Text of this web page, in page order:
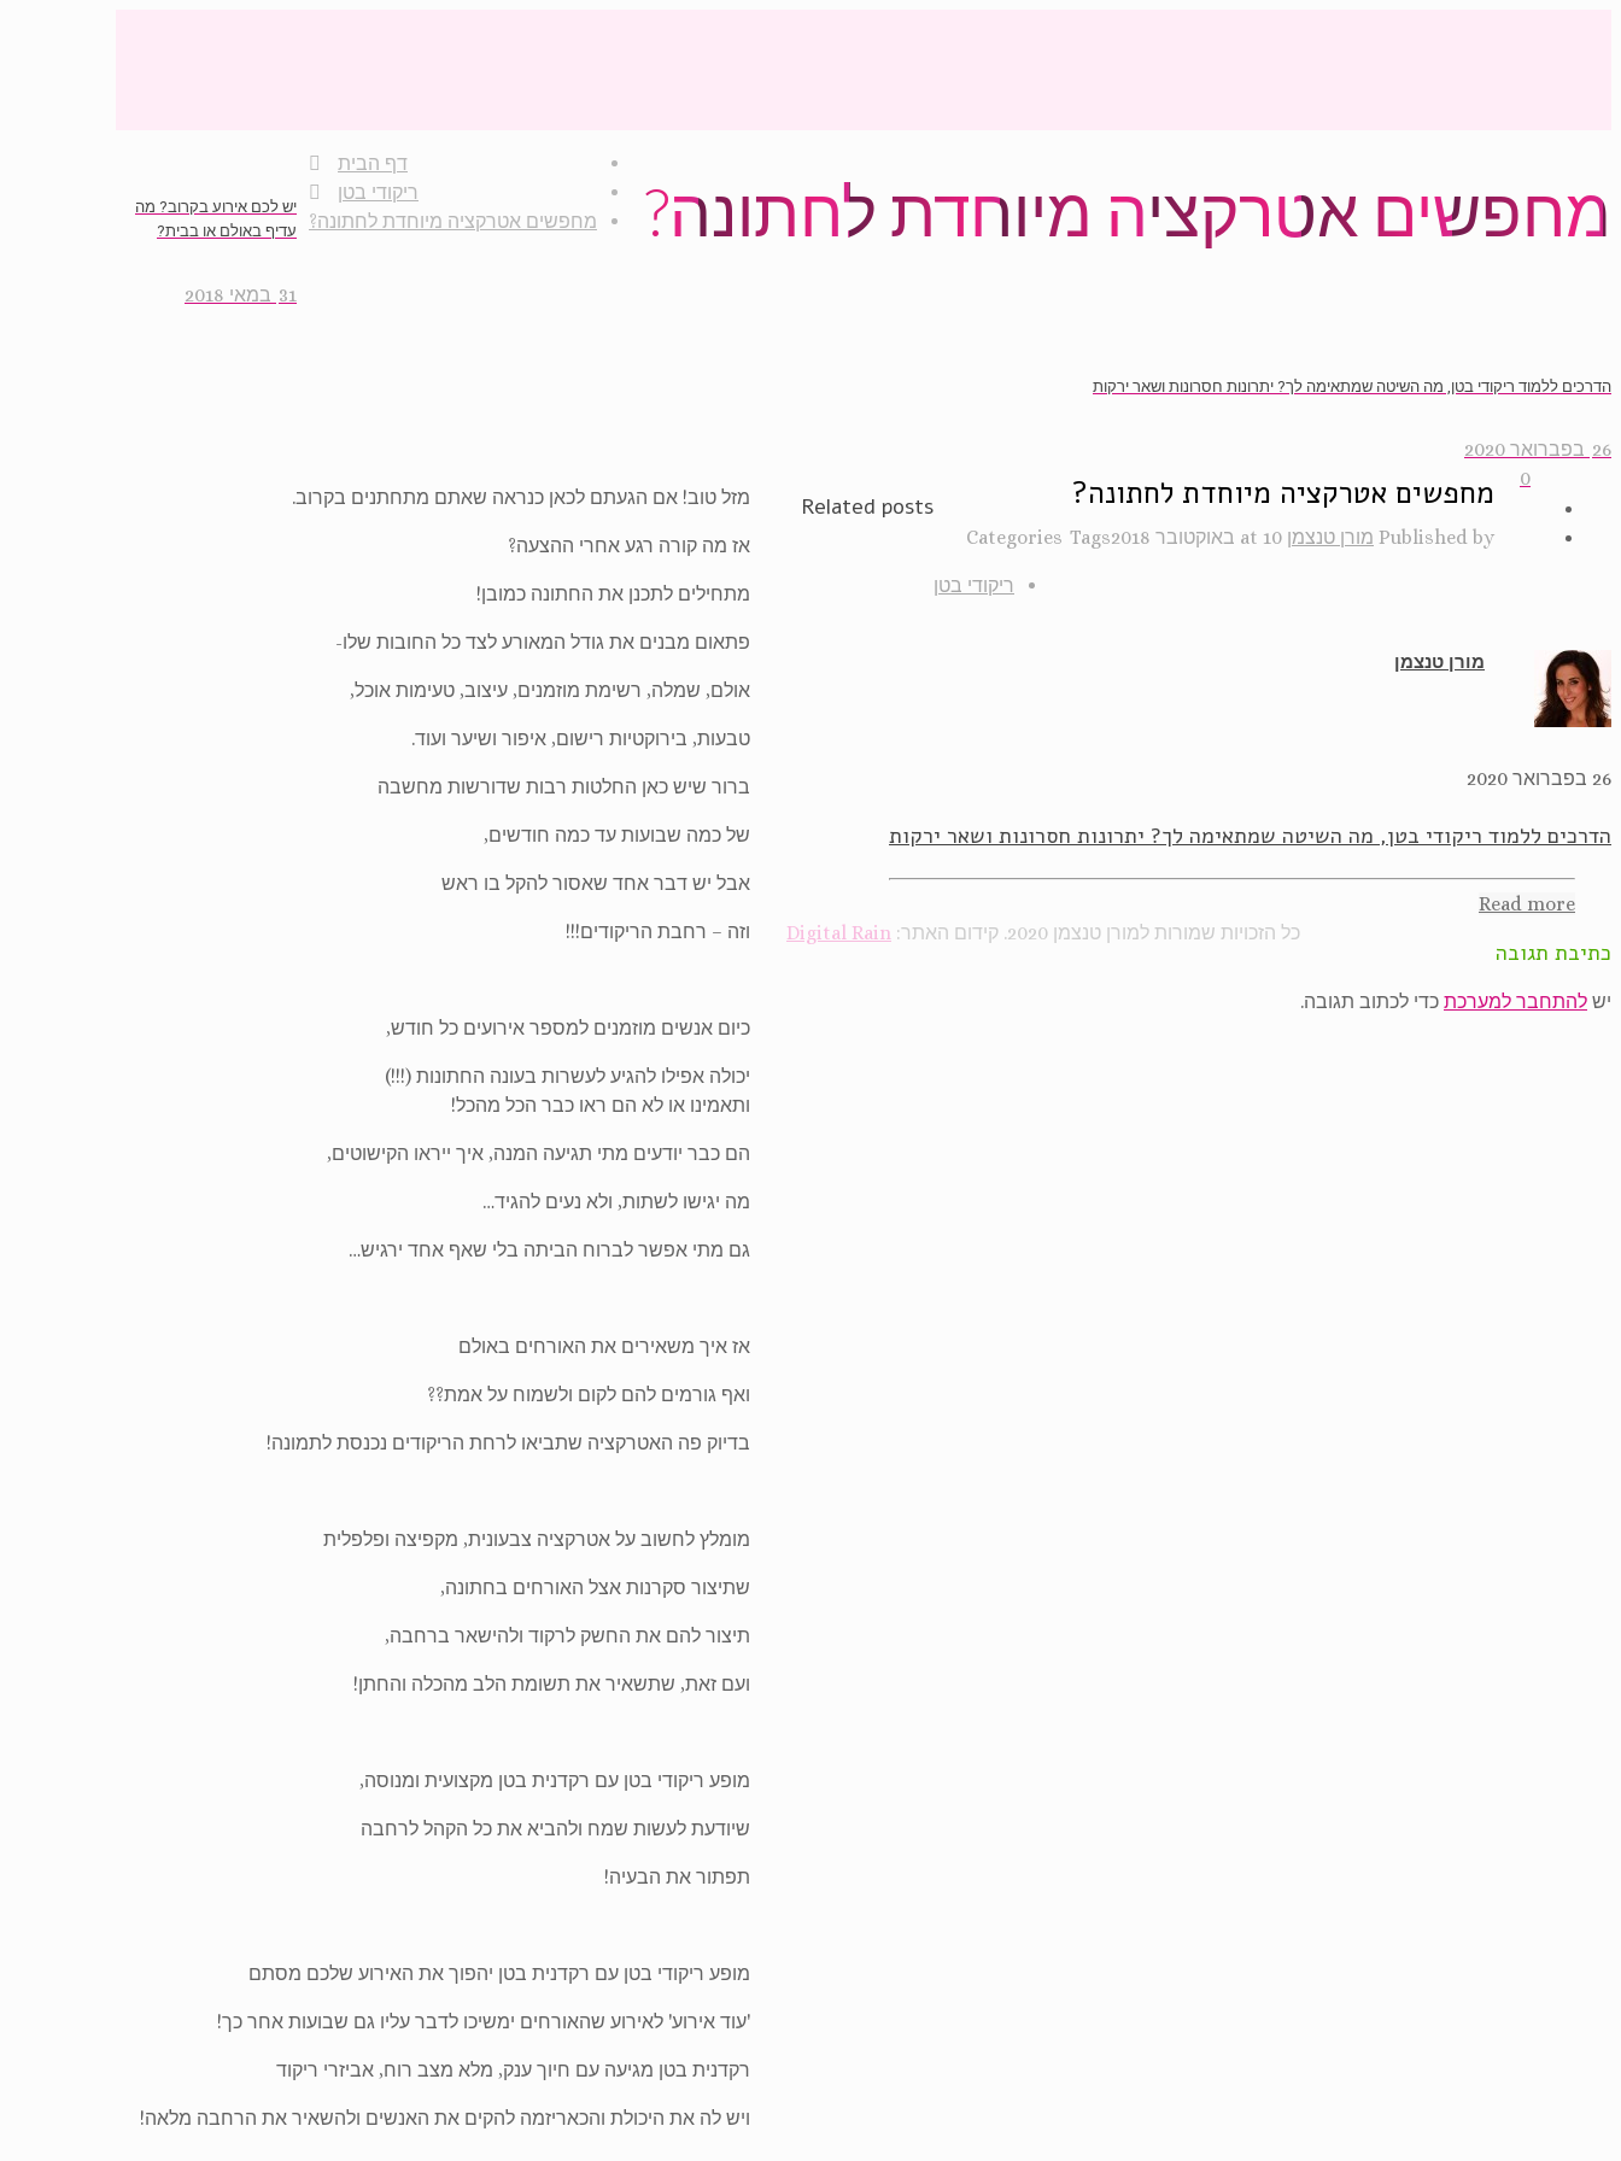
מחפשים אטרקציה מיוחדת לחתונה?
דף הבית
ריקודי בטן
מחפשים אטרקציה מיוחדת לחתונה?
יש לכם אירוע בקרוב? מה
עדיף באולם או בבית?
31 במאי 2018
הדרכים ללמוד ריקודי בטן, מה השיטה שמתאימה לך? יתרונות חסרונות ושאר ירקות
26 בפברואר 2020
0
מחפשים אטרקציה מיוחדת לחתונה?
Published by מורן טנצמן at 10 באוקטובר 2018 Categories
ריקודי בטן
Tags
מזל טוב! אם הגעתם לכאן כנראה שאתם מתחתנים בקרוב.
אז מה קורה רגע אחרי ההצעה?
מתחילים לתכנן את החתונה כמובן!
פתאום מבנים את גודל המאורע לצד כל החובות שלו-
אולם, שמלה, רשימת מוזמנים, עיצוב, טעימות אוכל,
טבעות, בירוקטיות רישום, איפור ושיער ועוד.
ברור שיש כאן החלטות רבות שדורשות מחשבה
של כמה שבועות עד כמה חודשים,
אבל יש דבר אחד שאסור להקל בו ראש
וזה – רחבת הריקודים!!!
כיום אנשים מוזמנים למספר אירועים כל חודש,
יכולה אפילו להגיע לעשרות בעונה החתונות (!!!)
ותאמינו או לא הם ראו כבר הכל מהכל!
הם כבר יודעים מתי תגיעה המנה, איך ייראו הקישוטים,
מה יגישו לשתות, ולא נעים להגיד…
גם מתי אפשר לברוח הביתה בלי שאף אחד ירגיש…
אז איך משאירים את האורחים באולם
ואף גורמים להם לקום ולשמוח על אמת??
בדיוק פה האטרקציה שתביאו לרחת הריקודים נכנסת לתמונה!
מומלץ לחשוב על אטרקציה צבעונית, מקפיצה ופלפלית
שתיצור סקרנות אצל האורחים בחתונה,
תיצור להם את החשק לרקוד ולהישאר ברחבה,
ועם זאת, שתשאיר את תשומת הלב מהכלה והחתן!
מופע ריקודי בטן עם רקדנית בטן מקצועית ומנוסה,
שיודעת לעשות שמח ולהביא את כל הקהל לרחבה
תפתור את הבעיה!
מופע ריקודי בטן עם רקדנית בטן יהפוך את האירוע שלכם מסתם
'עוד אירוע' לאירוע שהאורחים ימשיכו לדבר עליו גם שבועות אחר כך!
רקדנית בטן מגיעה עם חיוך ענק, מלא מצב רוח, אביזרי ריקוד
ויש לה את היכולת והכאריזמה להקים את האנשים ולהשאיר את הרחבה מלאה!
מורן טנצמן
Related posts
26 בפברואר 2020
הדרכים ללמוד ריקודי בטן, מה השיטה שמתאימה לך? יתרונות חסרונות ושאר ירקות
Read more
כתיבת תגובה
יש להתחבר למערכת כדי לכתוב תגובה.
כל הזכויות שמורות למורן טנצמן 2020. קידום האתר: Digital Rain